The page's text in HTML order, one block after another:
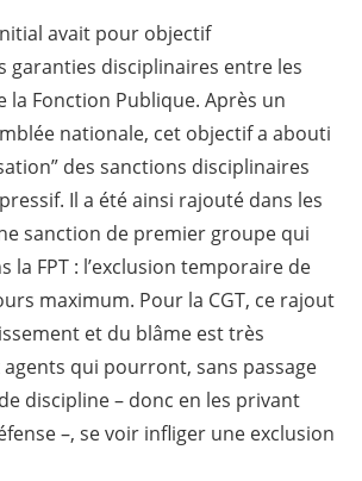
avait pour objectif
garanties disciplinaires entre les
la Fonction Publique. Après un
nationale, cet objectif a abouti
des sanctions disciplinaires
Il a été ainsi rajouté dans les
sanction de premier groupe qui
la FPT : l’exclusion temporaire de
maximum. Pour la CGT, ce rajout
et du blâme est très
qui pourront, sans passage
discipline – donc en les privant
–, se voir infliger une exclusion